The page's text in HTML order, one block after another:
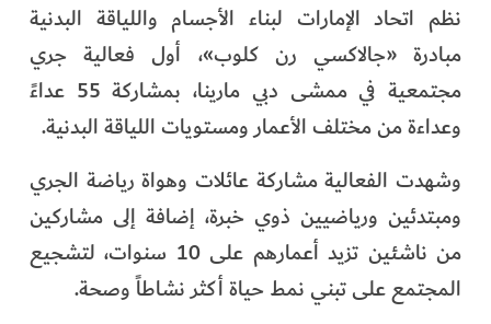
الفرجان
تكنولوجيا
من العالم
الأكثر قراءة
نظم اتحاد الإمارات لبناء الأجسام واللياقة البدنية
مبادرة «جالاكسي رن كلوب»، أول فعالية جري
مجتمعية في ممشى دبي مارينا، بمشاركة 55 عداءً
وعداءة من مختلف الأعمار ومستويات اللياقة البدنية.
وشهدت الفعالية مشاركة عائلات وهواة رياضة الجري
ومبتدئين ورياضيين ذوي خبرة، إضافة إلى مشاركين
من ناشئين تزيد أعمارهم على 10 سنوات، لتشجيع
المجتمع على تبني نمط حياة أكثر نشاطاً وصحة.